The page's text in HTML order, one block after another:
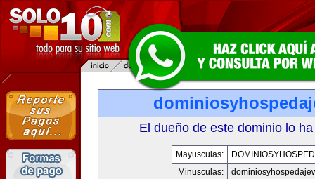
El dueño de este dominio lo
Mayusculas:
Minusculas: